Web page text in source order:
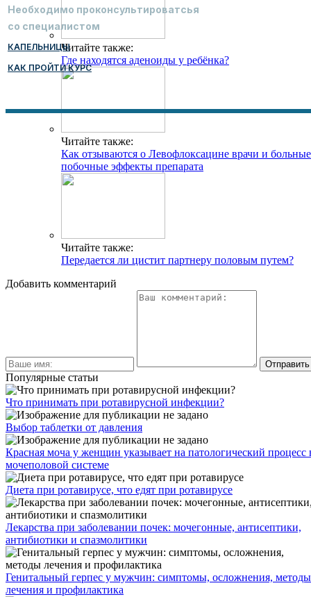
Читайте также:
Где находятся аденоиды у ребёнка?
Читайте также:
Как отзываются о Левофлоксацине врачи и
побочные эффекты препарата
Читайте также:
Передается ли цистит партнеру половым путем?
Добавить комментарий
Популярные статьи
Что принимать при ротавирусной инфекции?
Выбор таблетки от давления
Красная моча у женщин указывает на патологический процесс
мочеполовой системе
Диета при ротавирусе, что едят при ротавирусе
Лекарства при заболевании почек: мочегонные, антисептики,
антибиотики и спазмолитики
Генитальный герпес у мужчин: симптомы, осложнения, методы
лечения и профилактика
Необходимо проконсультироватсья
со специалистом
КАПЕЛЬНИЦЫ
КАК ПРОЙТИ КУРС